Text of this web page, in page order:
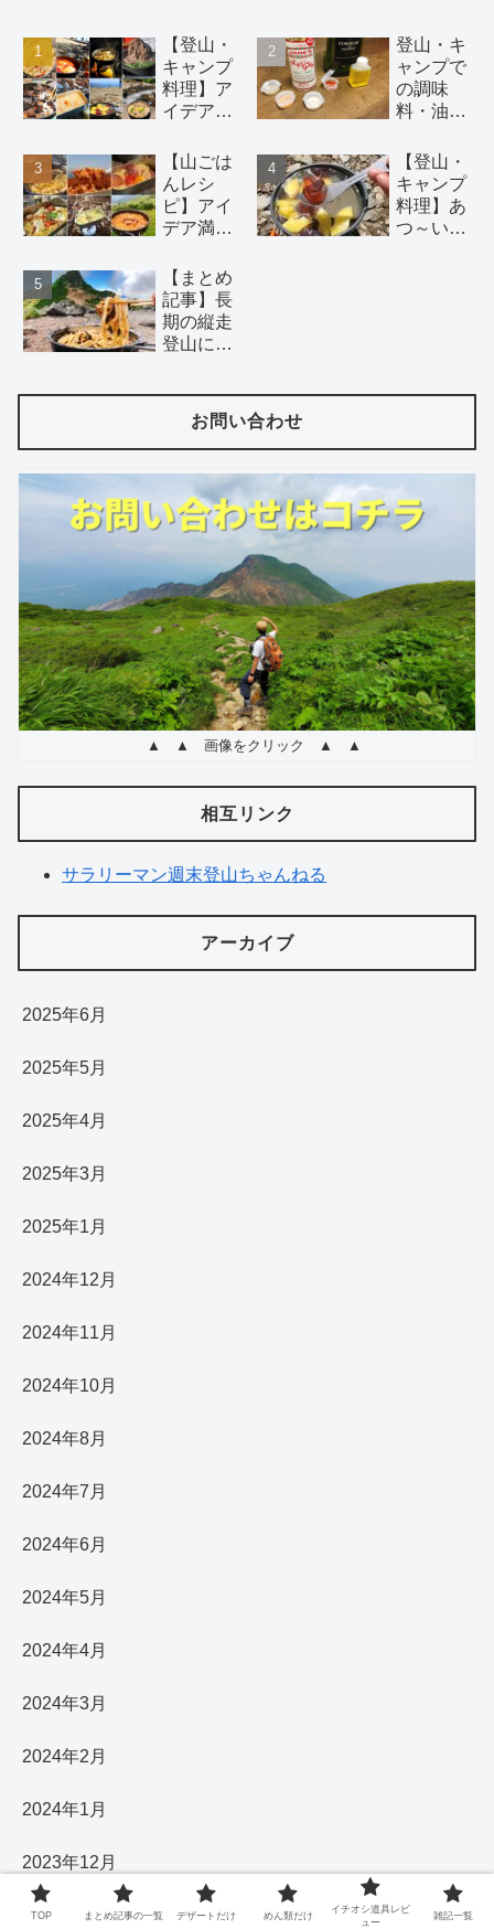
【登山・
キャンプ
料理】ア
イデアい
簡単初心
者向け山
ごはんレ
シピ 18
類、鍋、
おつま
み、デザ
ート）
登山・キ
ャンプで
の調味
料・油の
には 100
円均一ア
イテム が
おすす
【山ごは
んレシ
ピ】アイ
デア満載
る絶品パ
スタ16選
【湯切り
不要】
【登山・
キャンプ
料理】あ
つ～い夏
【まとめ
記事】長
期の縦走
登山にオ
料で二日
目以降で
もつくれ
る山ごは
んのレシ
ピ 6 選
お問い合わせ
▲ ▲ 画像をクリック ▲ ▲
相互リンク
サラリーマン週末登山ちゃんねる
アーカイブ
2025年6月
2025年5月
2025年4月
2025年3月
2025年1月
2024年12月
2024年11月
2024年10月
2024年8月
2024年7月
2024年6月
2024年5月
2024年4月
2024年3月
2024年2月
2024年1月
2023年12月
2023年11月
TOP まとめ記事の一覧 デザートだけ めん類だけ
イチオシ道具レビ
ュー
雑記一覧